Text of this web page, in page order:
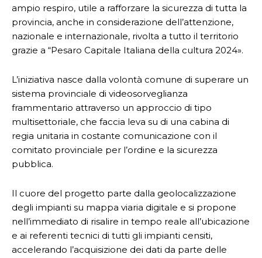
ampio respiro, utile a rafforzare la sicurezza di tutta la
provincia, anche in considerazione dell’attenzione,
nazionale e internazionale, rivolta a tutto il territorio
grazie a “Pesaro Capitale Italiana della cultura 2024».
L’iniziativa nasce dalla volontà comune di superare un
sistema provinciale di videosorveglianza
frammentario attraverso un approccio di tipo
multisettoriale, che faccia leva su di una cabina di
regia unitaria in costante comunicazione con il
comitato provinciale per l’ordine e la sicurezza
pubblica.
Il cuore del progetto parte dalla geolocalizzazione
degli impianti su mappa viaria digitale e si propone
nell’immediato di risalire in tempo reale all’ubicazione
e ai referenti tecnici di tutti gli impianti censiti,
accelerando l’acquisizione dei dati da parte delle